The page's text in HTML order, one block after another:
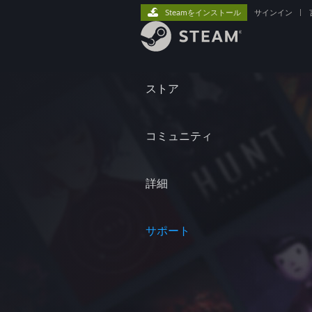
ストア
コミュニティ
詳細
サポート
Steamをインストール サインイン